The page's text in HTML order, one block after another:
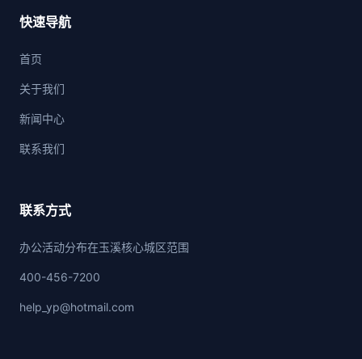
快速导航
首页
关于我们
新闻中心
联系我们
联系方式
办公活动分布在玉溪核心城区范围
400-456-7200
help_yp@hotmail.com